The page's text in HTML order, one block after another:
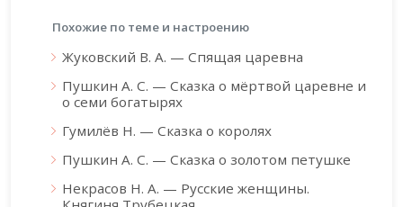
Похожие по теме и настроению
Жуковский В. А. — Спящая царевна
Пушкин А. С. — Сказка о мёртвой царевне и
о семи богатырях
Гумилёв Н. — Сказка о королях
Пушкин А. С. — Сказка о золотом петушке
Некрасов Н. А. — Русские женщины.